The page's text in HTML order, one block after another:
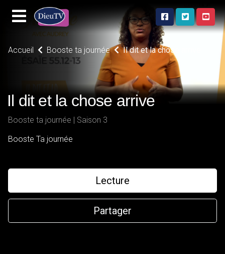
Accueil Booste ta journée Il dit et la chose arrive
Il dit et la chose arrive
Booste ta journée | Saison 3
Booste Ta journée
Lecture
Partager